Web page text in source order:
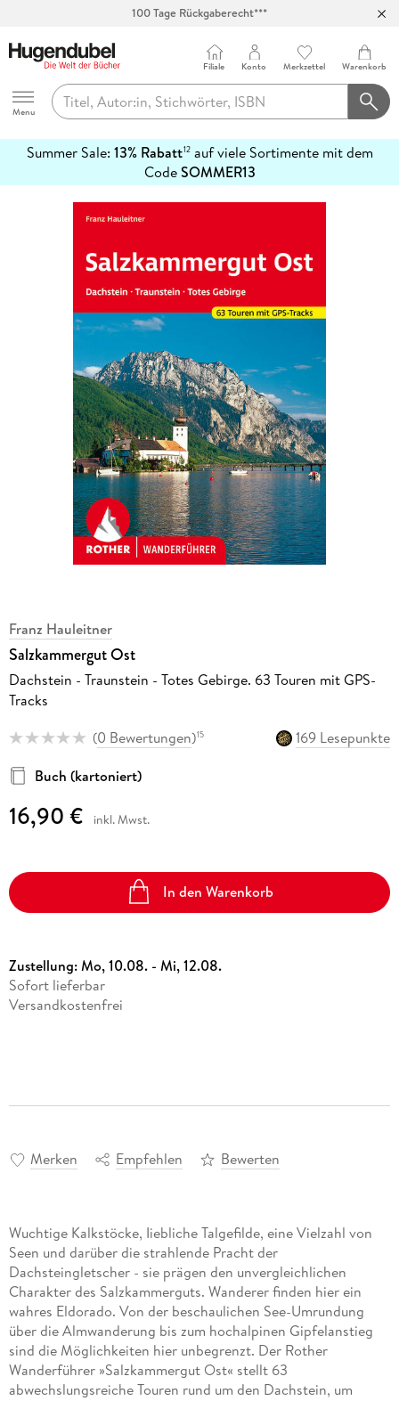
100 Tage Rückgaberecht***
Hugendubel
Menu
Filiale Konto Merkzettel Warenkorb
Summer Sale: 13% Rabatt12auf viele Sortimente mit dem
CodeSOMMER13
erfahren
Franz Hauleitner
Salzkammergut Ost
Dachstein - Traunstein - Totes Gebirge. 63 Touren mit GPS-
Tracks
(0 Bewertungen)15
169 Lesepunkte
Buch (kartoniert)
16,90 € inkl. Mwst.
In den Warenkorb
Zustellung:Mo, 10.08. - Mi, 12.08.
Sofort lieferbar
Versandkostenfrei
Merken Empfehlen Bewerten
Wuchtige Kalkstöcke, Iiebliche Talgefilde, eine Vielzahl von
Seen und darüber die strahlende Pracht der
Dachsteingletscher - sie prägen den unvergleichlichen
Charakter des Salzkammerguts. Wanderer finden hier ein
wahres Eldorado. Von der beschaulichen See-Umrundung
über die Almwanderung bis zum hochalpinen Gipfelanstieg
sind die Möglichkeiten hier unbegrenzt. Der Rother
Wanderführer »Salzkammergut Ost« stellt 63
abwechslungsreiche Touren rund um den Dachstein, um